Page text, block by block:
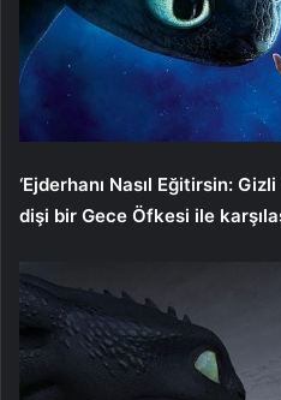
‘Ejderhanı Nasıl Eğitirsin:
dişi bir Gece Öfkesi ile